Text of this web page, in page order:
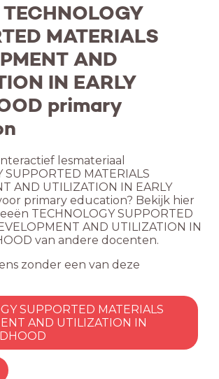
MATERIALS
AND
IN EARLY
primary
lesmateriaal
SUPPORTED MATERIALS
AND UTILIZATION IN EARLY
primary education? Bekijk hier
TECHNOLOGY SUPPORTED
AND UTILIZATION IN
van andere docenten.
zonder een van deze
SUPPORTED MATERIALS
AND UTILIZATION IN